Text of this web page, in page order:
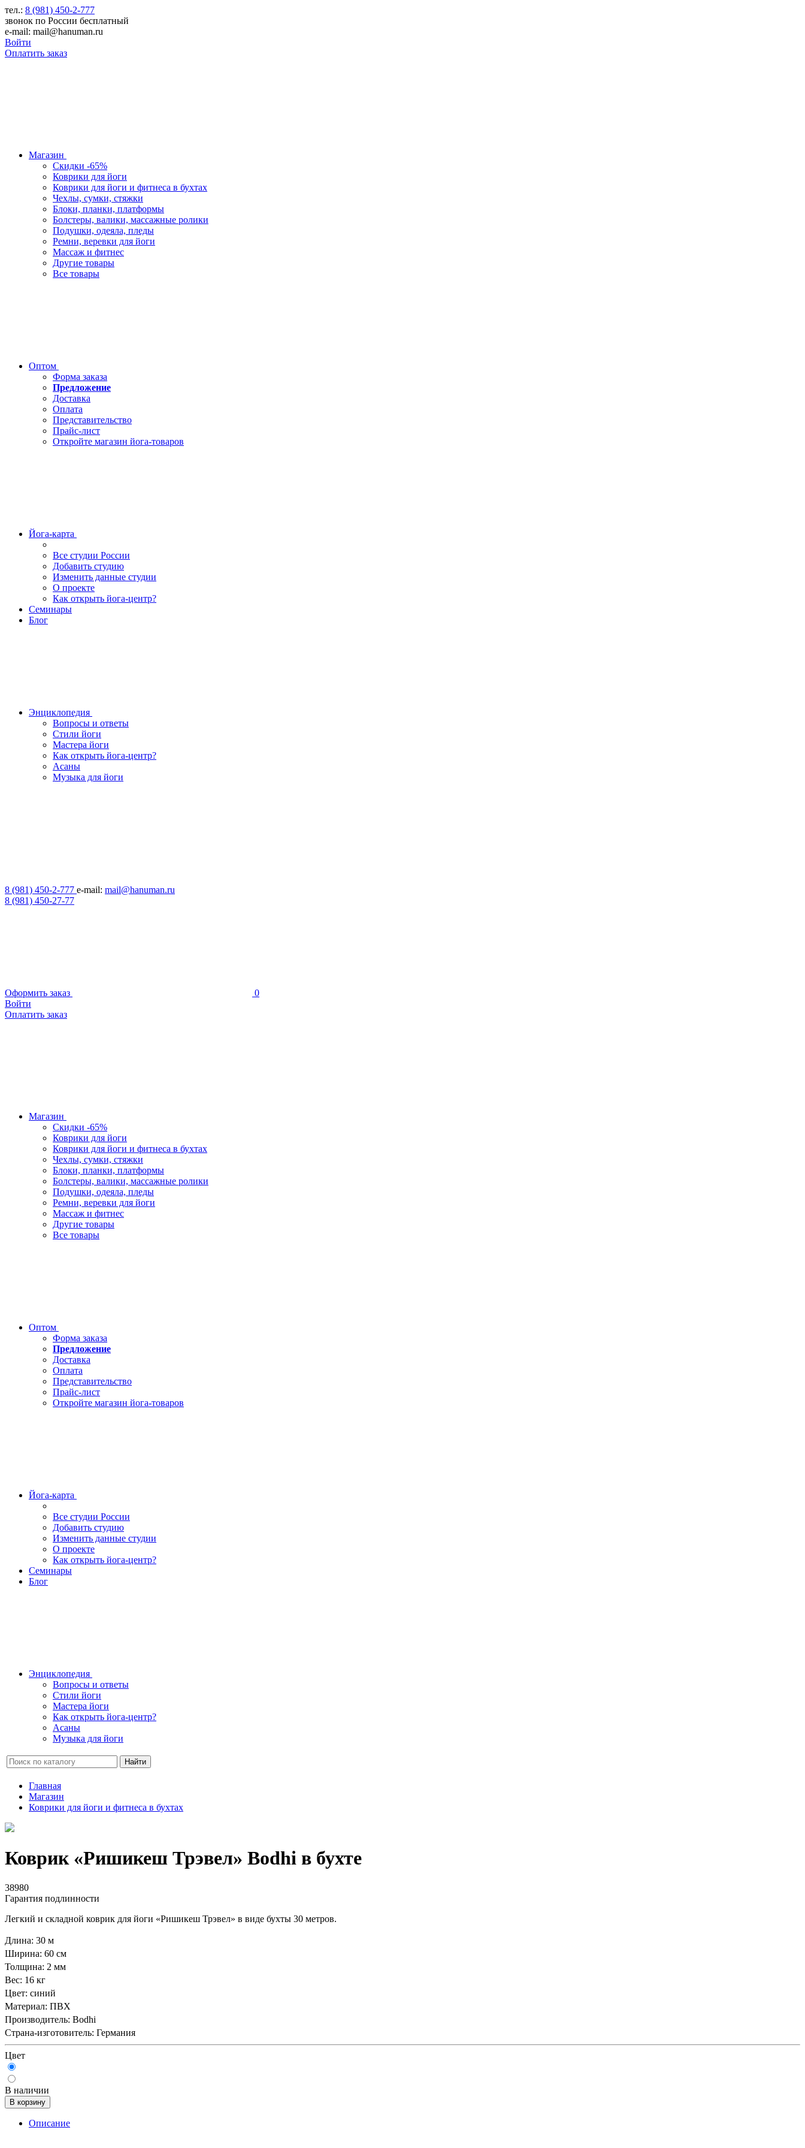
тел.: 8 (981) 450-2-777
звонок по России бесплатный
e-mail: mail@hanuman.ru
Войти
Оплатить заказ
Магазин
Скидки -65%
Коврики для йоги
Коврики для йоги и фитнеса в бухтах
Чехлы, сумки, стяжки
Блоки, планки, платформы
Болстеры, валики, массажные ролики
Подушки, одеяла, пледы
Ремни, веревки для йоги
Массаж и фитнес
Другие товары
Все товары
Оптом
Форма заказа
Предложение
Доставка
Оплата
Представительство
Прайс-лист
Откройте магазин йога-товаров
Йога-карта
Все студии России
Добавить студию
Изменить данные студии
О проекте
Как открыть йога-центр?
Семинары
Блог
Энциклопедия
Вопросы и ответы
Стили йоги
Мастера йоги
Как открыть йога-центр?
Асаны
Музыка для йоги
8 (981) 450-2-777 e-mail: mail@hanuman.ru
8 (981) 450-27-77
Оформить заказ
0
Войти
Оплатить заказ
Магазин
Скидки -65%
Коврики для йоги
Коврики для йоги и фитнеса в бухтах
Чехлы, сумки, стяжки
Блоки, планки, платформы
Болстеры, валики, массажные ролики
Подушки, одеяла, пледы
Ремни, веревки для йоги
Массаж и фитнес
Другие товары
Все товары
Оптом
Форма заказа
Предложение
Доставка
Оплата
Представительство
Прайс-лист
Откройте магазин йога-товаров
Йога-карта
Все студии России
Добавить студию
Изменить данные студии
О проекте
Как открыть йога-центр?
Семинары
Блог
Энциклопедия
Вопросы и ответы
Стили йоги
Мастера йоги
Как открыть йога-центр?
Асаны
Музыка для йоги
Найти
Главная
Магазин
Коврики для йоги и фитнеса в бухтах
Коврик «Ришикеш Трэвел» Bodhi в бухте
38980
Гарантия подлинности
Легкий и складной коврик для йоги «Ришикеш Трэвел» в виде бухты 30 метров.
Длина: 30 м
Ширина: 60 см
Толщина: 2 мм
Вес: 16 кг
Цвет: синий
Материал: ПВХ
Производитель: Bodhi
Страна-изготовитель: Германия
Цвет
В наличии
В корзину
Описание